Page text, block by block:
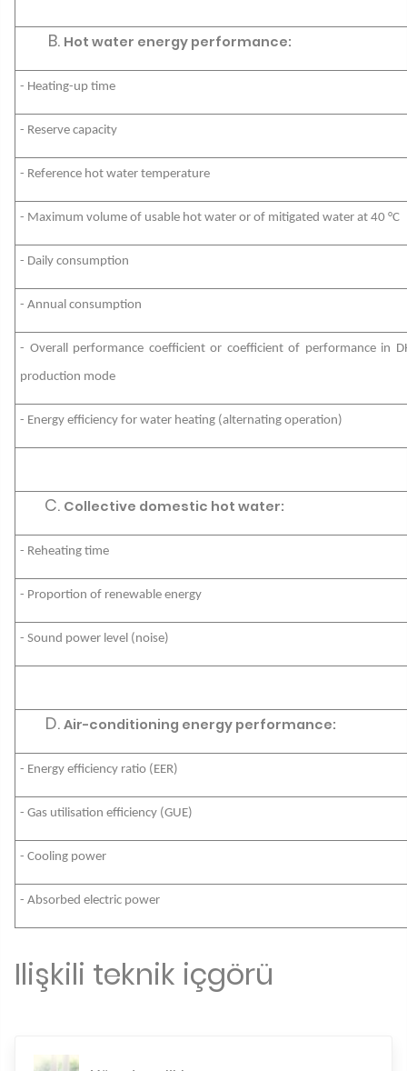
Hot water energy performance:
- Heating-up time
- Reserve capacity
- Reference hot water temperature
- Maximum volume of usable hot water or of mitigated water at 40 °C
- Daily consumption
- Annual consumption
- Overall performance coefficient or coefficient of performance in
production mode
- Energy efficiency for water heating (alternating operation)
Collective domestic hot water:
- Reheating time
- Proportion of renewable energy
- Sound power level (noise)
Air-conditioning energy performance:
- Energy efficiency ratio (EER)
- Gas utilisation efficiency (GUE)
- Cooling power
- Absorbed electric power
Ilişkili teknik içgörü